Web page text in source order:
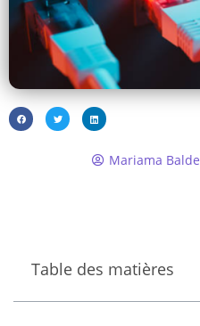
Mariama Balde
Table des matières